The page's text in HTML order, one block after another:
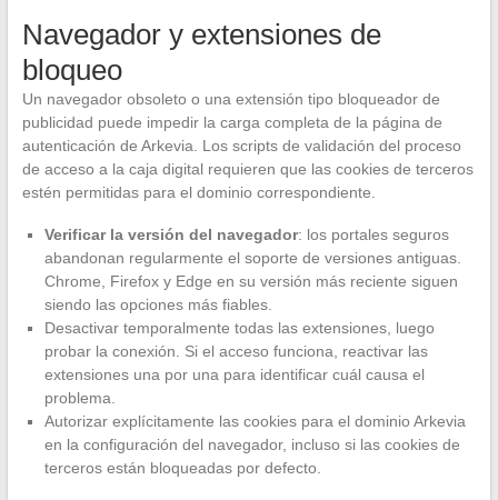
Navegador y extensiones de
bloqueo
Un navegador obsoleto o una extensión tipo bloqueador de
publicidad puede impedir la carga completa de la página de
autenticación de Arkevia. Los scripts de validación del proceso
de acceso a la caja digital requieren que las cookies de terceros
estén permitidas para el dominio correspondiente.
Verificar la versión del navegador: los portales seguros
abandonan regularmente el soporte de versiones antiguas.
Chrome, Firefox y Edge en su versión más reciente siguen
siendo las opciones más fiables.
Desactivar temporalmente todas las extensiones, luego
probar la conexión. Si el acceso funciona, reactivar las
extensiones una por una para identificar cuál causa el
problema.
Autorizar explícitamente las cookies para el dominio Arkevia
en la configuración del navegador, incluso si las cookies de
terceros están bloqueadas por defecto.